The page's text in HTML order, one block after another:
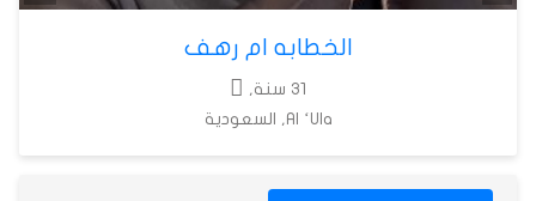
الخطابه ام رهف
31 سنة,
Al ‘Ula, السعودية